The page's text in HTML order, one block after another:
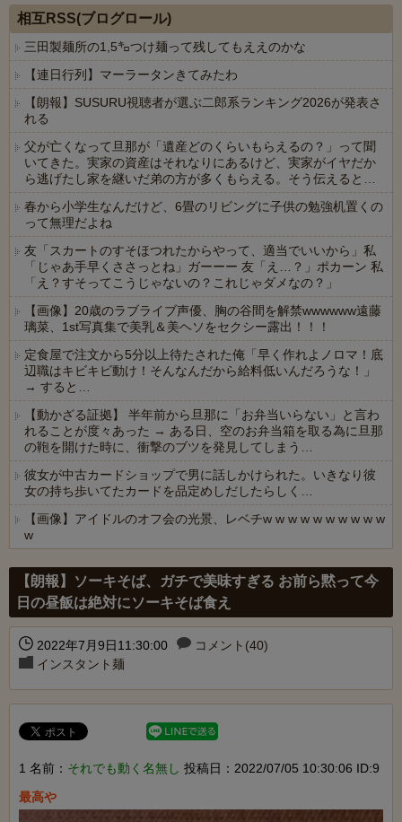
相互RSS(ブログロール)
三田製麺所の1,5㌔つけ麺って残してもええのかな
【連日行列】マーラータンきてみたわ
【朗報】SUSURU視聴者が選ぶ二郎系ランキング2026が発表さ
れる
父が亡くなって旦那が「遺産どのくらいもらえるの？」って聞
いてきた。実家の資産はそれなりにあるけど、実家がイヤだか
ら逃げたし家を継いだ弟の方が多くもらえる。そう伝えると…
春から小学生なんだけど、6畳のリビングに子供の勉強机置くの
って無理だよね
友「スカートのすそほつれたからやって、適当でいいから」私
「じゃあ手早くささっとね」ガーーー 友「え…？」ポカーン 私
「え？すそってこうじゃないの？これじゃダメなの？」
【画像】20歳のラブライブ声優、胸の谷間を解禁wwwwww遠藤
璃菜、1st写真集で美乳＆美ヘソをセクシー露出！！！
定食屋で注文から5分以上待たされた俺「早く作れよノロマ！底
辺職はキビキビ動け！そんなんだから給料低いんだろうな！」
→ すると…
【動かざる証拠】 半年前から旦那に「お弁当いらない」と言わ
れることが度々あった → ある日、空のお弁当箱を取る為に旦那
の鞄を開けた時に、衝撃のブツを発見してしまう…
彼女が中古カードショップで男に話しかけられた。いきなり彼
女の持ち歩いてたカードを品定めしだしたらしく…
【画像】アイドルのオフ会の光景、レベチw w w w w w w w w w
w
【朗報】ソーキそば、ガチで美味すぎる お前ら黙って今
日の昼飯は絶対にソーキそば食え
2022年7月9日11:30:00
コメント(40)
インスタント麺
1 名前： それでも動く名無し 投稿日：2022/07/05 10:30:06 ID:9